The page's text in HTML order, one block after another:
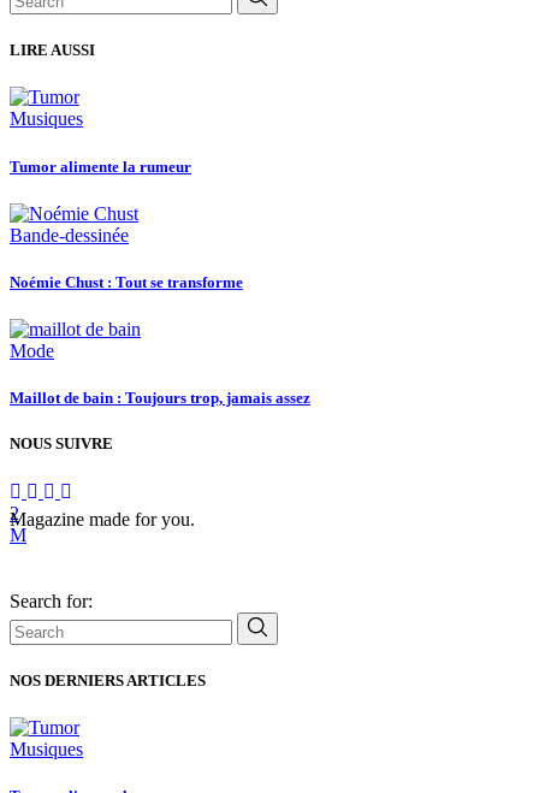
LIRE AUSSI
Musiques
Tumor alimente la rumeur
Bande-dessinée
Noémie Chust : Tout se transforme
Mode
Maillot de bain : Toujours trop, jamais assez
NOUS SUIVRE
Magazine made for you.
Search for:
NOS DERNIERS ARTICLES
Musiques